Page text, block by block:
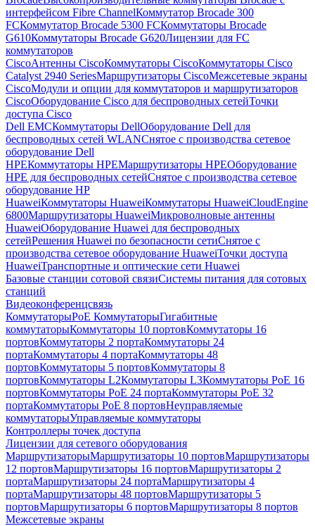
интерфейсом Fibre ChannelКоммутатор Brocade 300
FCКоммутатор Brocade 5300 FCКоммутаторы Brocade
G610Коммутаторы Brocade G620Лицензии для FC
коммутаторов
CiscoАнтенны CiscoКоммутаторы CiscoКоммутаторы Cisco
Catalyst 2940 SeriesМаршрутизаторы CiscoМежсетевые экраны
CiscoМодули и опции для коммутаторов и маршрутизаторов
CiscoОборудование Cisco для беспроводных сетейТочки
доступа Cisco
Dell EMCКоммутаторы DellОборудование Dell для
беспроводных сетей WLANСнятое с производства сетевое
оборудование Dell
HPEКоммутаторы HPEМаршрутизаторы HPEОборудование
HPE для беспроводных сетейСнятое с производства сетевое
оборудование HP
HuaweiКоммутаторы HuaweiКоммутаторы HuaweiCloudEngine
6800Маршрутизаторы HuaweiМикроволновые антенны
HuaweiОборудование Huawei для беспроводных
сетейРешения Huawei по безопасности сетиСнятое с
производства сетевое оборудование HuaweiТочки доступа
HuaweiТранспортные и оптические сети Huawei
Базовые станции сотовой связиСистемы питания для сотовых
станций
Видеоконференцсвязь
КоммутаторыPoE КоммутаторыГигабитные
коммутаторыКоммутаторы 10 портовКоммутаторы 16
портовКоммутаторы 2 портаКоммутаторы 24
портаКоммутаторы 4 портаКоммутаторы 48
портовКоммутаторы 5 портовКоммутаторы 8
портовКоммутаторы L2Коммутаторы L3Коммутаторы PoE 16
портовКоммутаторы PoE 24 портаКоммутаторы PoE 32
портаКоммутаторы PoE 8 портовНеуправляемые
коммутаторыУправляемые коммутаторы
Контроллеры точек доступа
Лицензии для сетевого оборудования
МаршрутизаторыМаршрутизаторы 10 портовМаршрутизаторы
12 портовМаршрутизаторы 16 портовМаршрутизаторы 2
портаМаршрутизаторы 24 портаМаршрутизаторы 4
портаМаршрутизаторы 48 портовМаршрутизаторы 5
портовМаршрутизаторы 6 портовМаршрутизаторы 8 портов
Межсетевые экраны